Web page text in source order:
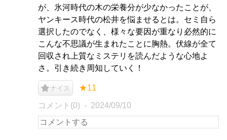
が、氷河時代の木の栄養分が少なかったことが、
ヤンキース時代の松井を悩ませるとは。セミ自ら
選択したのでなく、様々な要因が重なり必然的に
こんな不思議が生まれたことに胸熱。伏線が全て
回収され上質なミステリを読んだような心地よ
さ。引き続き周知していく！
ナイス ★11
コメント(0) 2024/09/10